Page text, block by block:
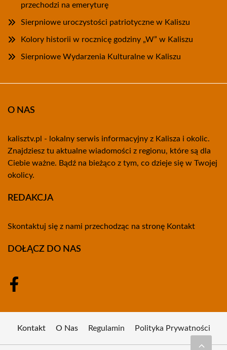
przechodzi na emeryturę
Sierpniowe uroczystości patriotyczne w Kaliszu
Kolory historii w rocznicę godziny „W” w Kaliszu
Sierpniowe Wydarzenia Kulturalne w Kaliszu
O NAS
kalisztv.pl - lokalny serwis informacyjny z Kalisza i okolic.
Znajdziesz tu aktualne wiadomości z regionu, które są dla
Ciebie ważne. Bądź na bieżąco z tym, co dzieje się w Twojej
okolicy.
REDAKCJA
Skontaktuj się z nami przechodząc na stronę Kontakt
DOŁĄCZ DO NAS
Kontakt O Nas Regulamin Polityka Prywatności